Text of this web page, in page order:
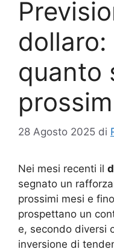
dollaro:
quanto
28 Agosto 2025 di
Nei mesi recenti il
segnato un
prossimi mesi e
prospettano un
e, secondo diversi
inversione di